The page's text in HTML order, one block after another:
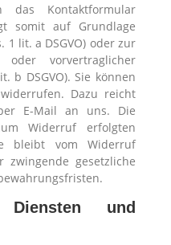
Kontaktformular
somit auf Grundlage
1 lit. a DSGVO) oder zur
vorvertraglicher
b DSGVO). Sie können
Dazu reicht
E-Mail an uns. Die
Widerruf erfolgten
bleibt vom Widerruf
gesetzliche
und